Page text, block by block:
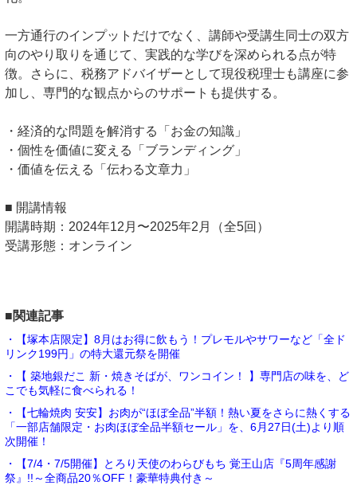
一方通行のインプットだけでなく、講師や受講生同士の双方
向のやり取りを通じて、実践的な学びを深められる点が特
徴。さらに、税務アドバイザーとして現役税理士も講座に参
加し、専門的な観点からのサポートも提供する。
・経済的な問題を解消する「お金の知識」
・個性を価値に変える「ブランディング」
・価値を伝える「伝わる文章力」
■ 開講情報
開講時期：2024年12月〜2025年2月（全5回）
受講形態：オンライン
■関連記事
・【塚本店限定】8月はお得に飲もう！プレモルやサワーなど「全ド
リンク199円」の特大還元祭を開催
・【 築地銀だこ 新・焼きそばが、ワンコイン！ 】専門店の味を、ど
こでも気軽に食べられる！
・【七輪焼肉 安安】お肉が“ほぼ全品”半額！熱い夏をさらに熱くする
「一部店舗限定・お肉ほぼ全品半額セール」を、6月27日(土)より順
次開催！
・【7/4・7/5開催】とろり天使のわらびもち 覚王山店『5周年感謝
祭』!!～全商品20％OFF！豪華特典付き～